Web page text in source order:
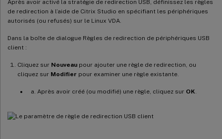
Après avoir activé la stratégie de redirection USB, définissez les règles
de redirection à l’aide de Citrix Studio en spécifiant les périphériques
autorisés (ou refusés) sur le Linux VDA.
Dans la boîte de dialogue Règles de redirection de périphériques USB
client :
Cliquez sur Nouveau pour ajouter une règle de redirection, ou
cliquez sur Modifier pour examiner une règle existante.
Après avoir créé (ou modifié) une règle, cliquez sur OK